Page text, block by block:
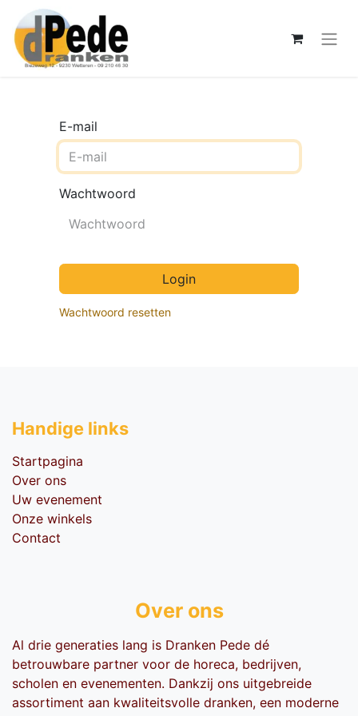
E-mail
Wachtwoord
Login
Wachtwoord resetten
Handige li​nks
Startpagina
Over ons
Uw evenement
Onze winkels
Contact
Over ons
Al drie generaties lang is Dranken Pede dé
betrouwbare partner voor de horeca, bedrijven,
scholen en evenementen. Dankzij ons uitgebreide
assortiment aan kwaliteitsvolle dranken, een moderne